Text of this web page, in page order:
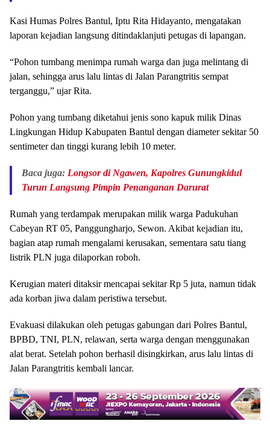
Kasi Humas Polres Bantul, Iptu Rita Hidayanto, mengatakan
laporan kejadian langsung ditindaklanjuti petugas di lapangan.
“Pohon tumbang menimpa rumah warga dan juga melintang di
jalan, sehingga arus lalu lintas di Jalan Parangtritis sempat
terganggu,” ujar Rita.
Pohon yang tumbang diketahui jenis sono kapuk milik Dinas
Lingkungan Hidup Kabupaten Bantul dengan diameter sekitar 50
sentimeter dan tinggi kurang lebih 10 meter.
Baca juga: Longsor di Ngawen, Kapolres Gunungkidul
Turun Langsung Pimpin Penanganan Darurat
Rumah yang terdampak merupakan milik warga Padukuhan
Cabeyan RT 05, Panggungharjo, Sewon. Akibat kejadian itu,
bagian atap rumah mengalami kerusakan, sementara satu tiang
listrik PLN juga dilaporkan roboh.
Kerugian materi ditaksir mencapai sekitar Rp 5 juta, namun tidak
ada korban jiwa dalam peristiwa tersebut.
Evakuasi dilakukan oleh petugas gabungan dari Polres Bantul,
BPBD, TNI, PLN, relawan, serta warga dengan menggunakan
alat berat. Setelah pohon berhasil disingkirkan, arus lalu lintas di
Jalan Parangtritis kembali lancar.